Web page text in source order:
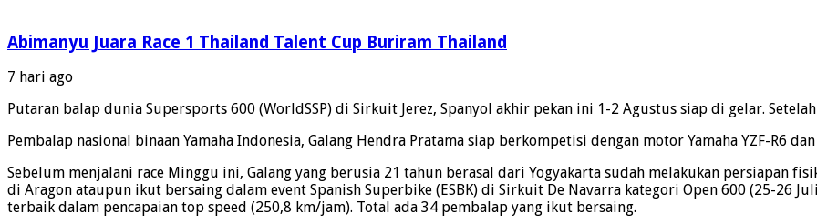
Abimanyu Juara Race 1 Thailand Talent Cup Buriram Thailand
7 hari ago
Putaran balap dunia Supersports 600 (WorldSSP) di Sirkuit Jerez, Spanyol akhir pekan ini 1-2 Agustus siap di gelar.
Pembalap nasional binaan Yamaha Indonesia, Galang Hendra Pratama siap berkompetisi dengan motor Yamaha YZF-R6
Sebelum menjalani race Minggu ini, Galang yang berusia 21 tahun berasal dari Yogyakarta sudah melakukan persiapan
di Aragon ataupun ikut bersaing dalam event Spanish Superbike (ESBK) di Sirkuit De Navarra kategori Open 600 (25-26
terbaik dalam pencapaian top speed (250,8 km/jam). Total ada 34 pembalap yang ikut bersaing.